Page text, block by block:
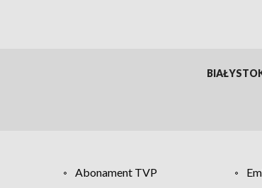
Abonament TVP